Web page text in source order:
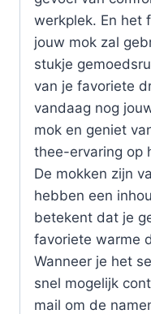
werkplek. En het
jouw mok zal
stukje
van je favoriete
vandaag nog
mok en geniet
thee-ervaring op
De mokken zijn
hebben een
betekent dat je
favoriete warme
Wanneer je het
snel mogelijk
mail om de